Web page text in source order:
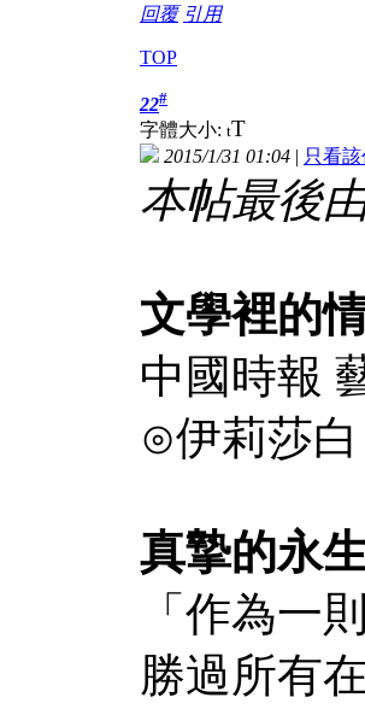
回覆 引用
TOP
22#
字體大小: tT
2015/1/31 01:04 | 只看
本帖最後
文學裡的
中國時報
⊙伊莉莎
真摯的永
「作為一
勝過所有